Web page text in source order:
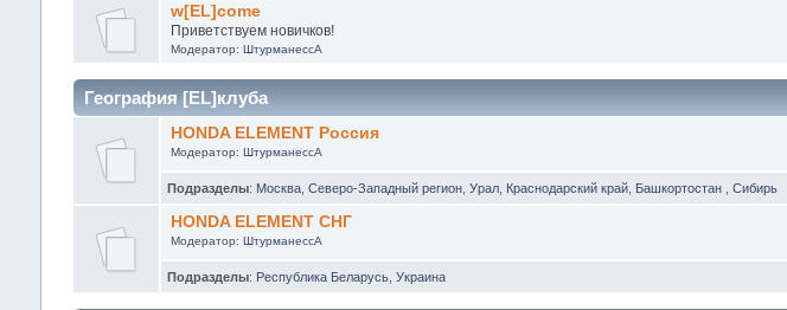
w[EL]come
Приветствуем новичков!
Модератор:ШтурманессА
География [EL]клуба
HONDA ELEMENT Россия
Модератор:ШтурманессА
Подразделы: Москва, Северо-Западный регион, Урал, Краснодарский край, Башкортостан Сибирь
HONDA ELEMENT СНГ
Модератор:ШтурманессА
Подразделы: Республика Беларусь, Украина